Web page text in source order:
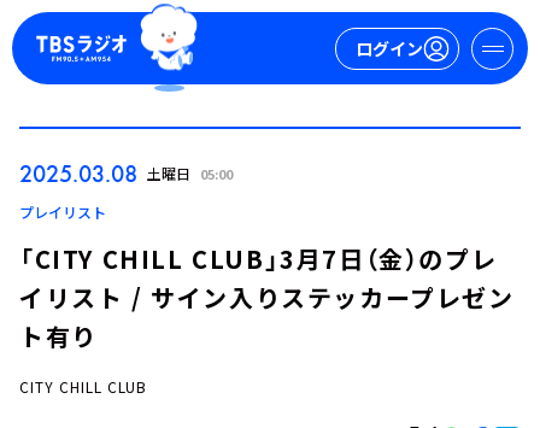
ログイン
2025.03.08 土曜日 05:00
プレイリスト
「CITY CHILL CLUB」3月7日（金）のプレ
イリスト / サイン入りステッカープレゼン
ト有り
CITY CHILL CLUB